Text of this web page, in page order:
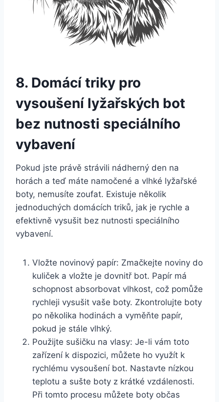
8. Domácí ‍triky pro⁣
vysoušení lyžařských‌ bot
‍bez ‌nutnosti speciálního
vybavení
Pokud jste právě strávili nádherný den‌ na
horách a​ teď máte namočené a vlhké lyžařské
‌boty, nemusíte zoufat. Existuje několik
jednoduchých ⁢domácích ⁣triků, jak je⁤ rychle⁢ a
‌efektivně ⁤vysušit bez nutnosti speciálního
⁣vybavení.
Vložte ⁤novinový papír:⁢ Zmačkejte noviny do
kuliček a ​vložte je dovnitř‍ bot. Papír má
schopnost absorbovat ⁢vlhkost, což ⁤pomůže​
rychleji vysušit vaše boty.⁤ Zkontrolujte boty
po⁤ několika hodinách a vyměňte⁣ papír,
⁣pokud je stále vlhký.
Použijte sušičku na ⁤vlasy: Je-li vám ‌toto
zařízení⁣ k dispozici, můžete ho‍ využít k⁤
rychlému vysoušení bot.⁣ Nastavte nízkou
⁤teplotu a‍ sušte boty z ‍krátké ‍vzdálenosti.
Při tomto procesu⁣ můžete boty občas